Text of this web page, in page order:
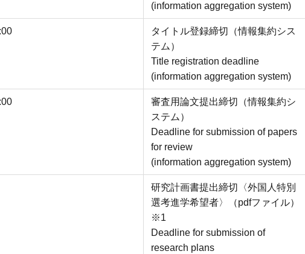
(information aggregation system)
タイトル登録締切（情報集約シス
テム）
Title registration deadline
(information aggregation system)
審査用論文提出締切（情報集約シ
ステム）
Deadline for submission of papers
for review
(information aggregation system)
研究計画書提出締切〈外国人特別
選考進学希望者〉（pdfファイル）
※1
Deadline for submission of
research plans